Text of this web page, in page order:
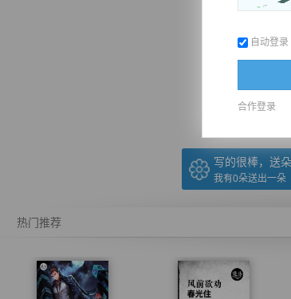
（← 快捷键
写的很棒，送朵
我有0朵送出一朵
热门推荐
自动登录
合作登录